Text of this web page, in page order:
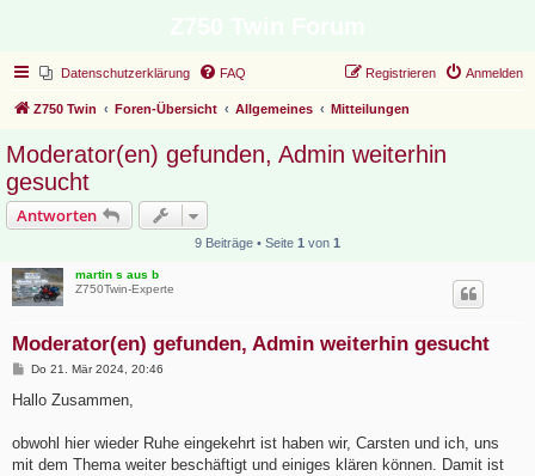
Datenschutzerklärung FAQ Anmelden
Registrieren
Z750 Twin Foren-Übersicht Allgemeines Mitteilungen
Moderator(en) gefunden, Admin weiterhin
gesucht
Antworten
9 Beiträge • Seite 1 von 1
martin s aus b
Z750Twin-Experte
Moderator(en) gefunden, Admin weiterhin gesucht
B
i
a
Do 21. Mär 2024, 20:46
Hallo Zusammen,
obwohl hier wieder Ruhe eingekehrt ist haben wir, Carsten und ich, uns
mit dem Thema weiter beschäftigt und einiges klären können. Damit ist